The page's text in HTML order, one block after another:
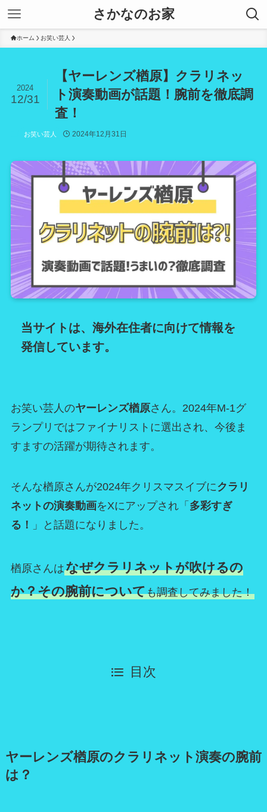
さかなのお家
ホーム お笑い芸人
【ヤーレンズ楢原】クラリネッ
ト演奏動画が話題！腕前を徹底調
査！
2024
12/31
お笑い芸人 2024年12月31日
当サイトは、海外在住者に向けて情報を
発信しています。
お笑い芸人のヤーレンズ楢原さん。2024年M-1グ
ランプリではファイナリストに選出され、今後ま
すますの活躍が期待されます。
そんな楢原さんが2024年クリスマスイブにクラリ
ネットの演奏動画をXにアップされ「 多彩すぎ
る！
」と話題になりました。
楢原さんはなぜクラリネットが吹けるの
か？その腕前についても調査してみました！
目次
ヤーレンズ楢原のクラリネット演奏の腕前
は？